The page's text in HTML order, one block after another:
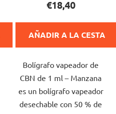
del
es
5,0
sobre
5
estrellas.
€18,40
AÑADIR A LA CESTA
Bolígrafo vapeador de
CBN de 1 ml – Manzana
es un bolígrafo vapeador
desechable con 50 % de